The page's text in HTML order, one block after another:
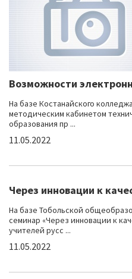
Возможности
На базе Костанайского
методическим кабинетом
образования пр ...
11.05.2022
Через инновации к
На базе Тобольской
семинар «Через инновации к
учителей русс ...
11.05.2022